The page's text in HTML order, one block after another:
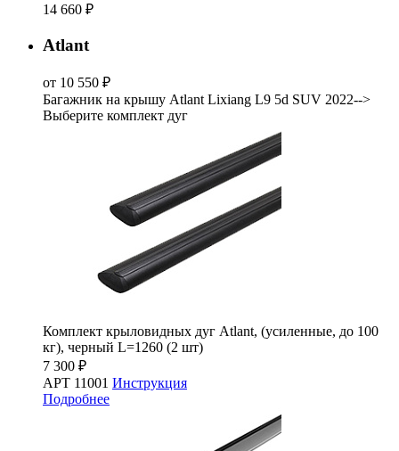
14 660 ₽
Atlant
от 10 550 ₽
Багажник на крышу Atlant Lixiang L9 5d SUV 2022-->
Выберите комплект дуг
Комплект крыловидных дуг Atlant, (усиленные, до 100
кг), черный L=1260 (2 шт)
7 300 ₽
АРТ 11001 Инструкция
Подробнее